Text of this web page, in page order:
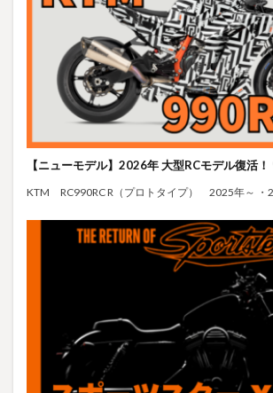
【ニューモデル】2026年 大型RCモデル復活！
KTM RC990RC R（プロトタイプ） 2025年～ ・